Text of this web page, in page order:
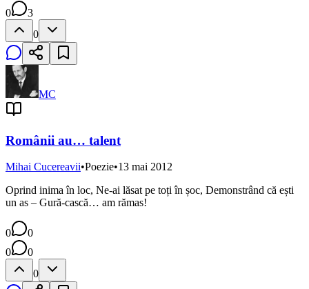
0
3
0
MC
Românii au… talent
Mihai Cucereavii•Poezie•13 mai 2012
Oprind inima în loc, Ne-ai lăsat pe toți în șoc, Demonstrând că ești
un as – Gură-cască… am rămas!
0
0
0
0
0